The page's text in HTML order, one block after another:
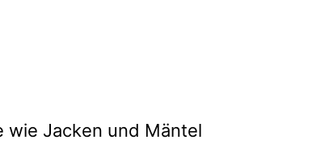
wie Jacken und Mäntel